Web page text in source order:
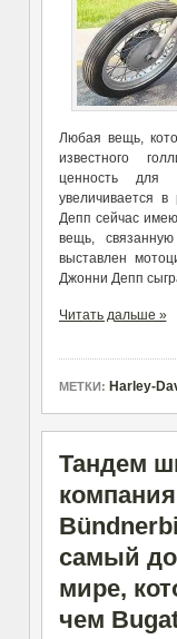
Любая вещь,
известного
ценность для
увеличивается
Депп сейчас
вещь,
выставлен
Джонни Депп
Читать дальше »
МЕТКИ: Harley-
Тандем
самый
мире,
чем